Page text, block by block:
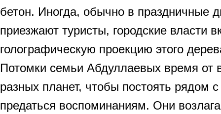
бетон. Иногда, обычно в праздничные
приезжают туристы, городские власти
голографическую проекцию этого
Потомки семьи Абдуллаевых время от
разных планет, чтобы постоять рядом
предаться воспоминаниям. Они